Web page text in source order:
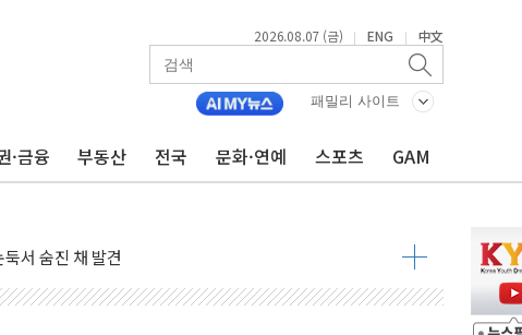
2026.08.07 (금) | ENG | 中文
패밀리 사이트
·금융 부동산 전국 문화·연예 스포츠 GAM
달러 건넨 韓기업 조사… "관세 무마용 뇌물 의혹"
서 숨진 채 발견
보안기업, 중국제 공유기서 '백도어' 발견